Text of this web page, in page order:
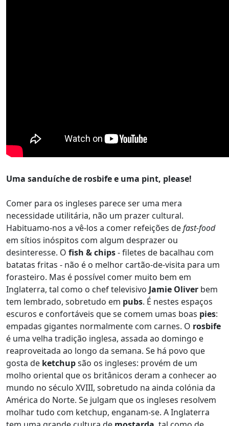
Uma sanduíche de rosbife e uma pint, please!
Comer para os ingleses parece ser uma mera
necessidade utilitária, não um prazer cultural.
Habituamo-nos a vê-los a comer refeições defast-food
em sítios inóspitos com algum desprazer ou
desinteresse. O fish & chips- filetes de bacalhau com
batatas fritas - não é o melhor cartão-de-visita para um
forasteiro. Mas é possível comer muito bem em
Inglaterra, tal como o chef televisivo Jamie Oliver bem
tem lembrado, sobretudo em pubs. É nestes espaços
escuros e confortáveis que se comem umas boas pies:
empadas gigantes normalmente com carnes. O rosbife
é uma velha tradição inglesa, assada ao domingo e
reaproveitada ao longo da semana. Se há povo que
gosta de ketchupsão os ingleses: provém de um
molho oriental que os britânicos deram a conhecer ao
mundo no século XVIII, sobretudo na ainda colónia da
América do Norte. Se julgam que os ingleses resolvem
molhar tudo com ketchup, enganam-se. A Inglaterra